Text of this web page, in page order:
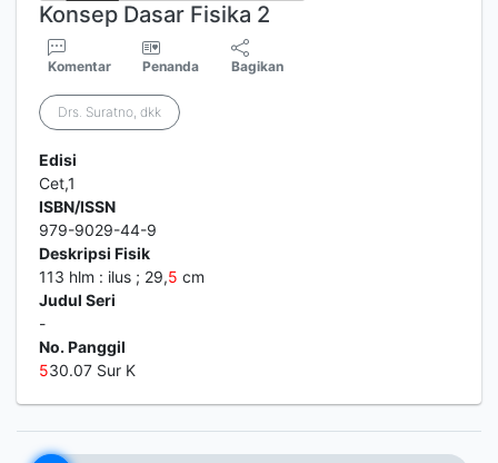
Konsep Dasar Fisika 2
Komentar Penanda Bagikan
Drs. Suratno, dkk
Edisi
Cet,1
ISBN/ISSN
979-9029-44-9
Deskripsi Fisik
113 hlm : ilus ; 29,5 cm
Judul Seri
-
No. Panggil
530.07 Sur K